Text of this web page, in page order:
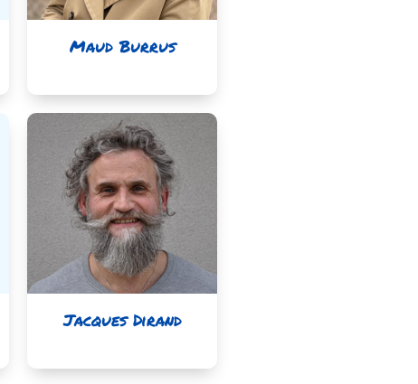
Maud Burrus
Jacques Dirand